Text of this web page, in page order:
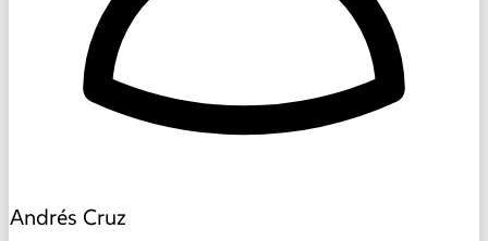
Andrés Cruz